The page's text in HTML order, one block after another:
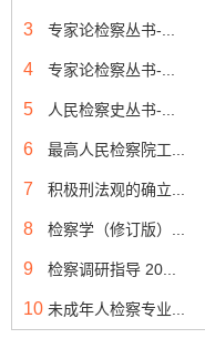
3 专家论检察丛书-...
4 专家论检察丛书-...
5 人民检察史丛书-...
6 最高人民检察院工...
7 积极刑法观的确立...
8 检察学（修订版）...
9 检察调研指导 20...
10 未成年人检察专业...